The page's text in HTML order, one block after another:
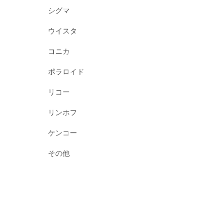
シグマ
ウイスタ
コニカ
ポラロイド
リコー
リンホフ
ケンコー
その他